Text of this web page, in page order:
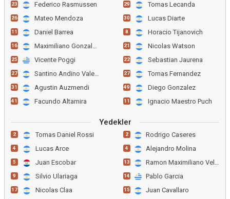
23 Federico Rasmussen
26 Mateo Mendoza
11 Daniel Barrea
16 Maximiliano Gonzalez
25 Vicente Poggi
27 Santino Andino Valencia
31 Agustin Auzmendi
41 Facundo Altamira
29 Tomas Lecanda
30 Lucas Diarte
8 Horacio Tijanovich
21 Nicolas Watson
22 Sebastian Jaurena
27 Tomas Fernandez
49 Diego Gonzalez
11 Ignacio Maestro Puch
Yedekler
2 Tomas Daniel Rossi
4 Lucas Arce
5 Juan Escobar
9 Silvio Ulariaga
17 Nicolas Claa
2 Rodrigo Caseres
4 Alejandro Molina
13 Ramon Maximiliano Velazco
14 Pablo Garcia
15 Juan Cavallaro